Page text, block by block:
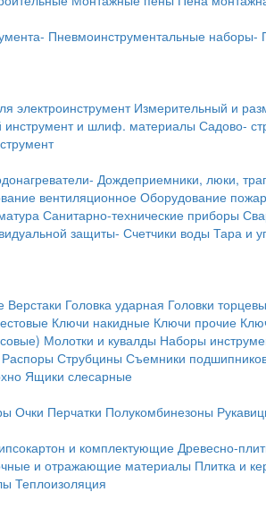
Пневмоинструментальные наборы-
электроинструмент Измерительный и
инструмент и шлиф. материалы Садово-
Дождеприемники, люки,
вентиляционноеОборудование
Санитарно-технические приборы
защиты- Счетчики воды Тара и
Верстаки Головка ударная Головки
Ключи накидные Ключи прочие
Молотки и кувалды Наборы
Распоры Струбцины Съемники
Ящики слесарные
Очки Перчатки Полукомбинезоны
и комплектующиеДревесно-
и отражающие материалы Плитка и
Теплоизоляция